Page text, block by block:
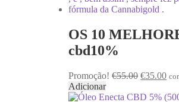
OS 10
cbd10%
Promoção! €55.00 O
original
€35.00O
Adicionar